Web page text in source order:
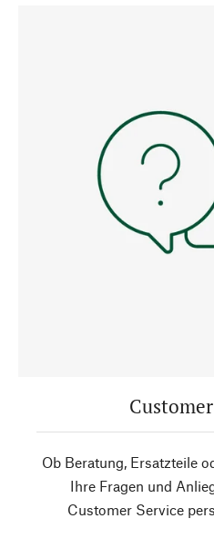
Ob Beratung, Ersatzteile
Ihre Fragen und
Customer Service